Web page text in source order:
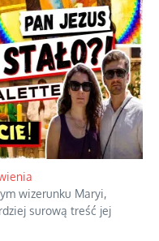
wizerunku Maryi,
surową treść jej